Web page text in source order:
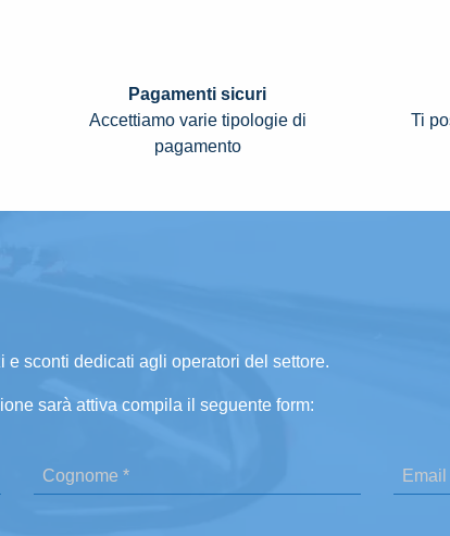
Pagamenti sicuri
Accettiamo varie tipologie di
pagamento
Ti
e sconti dedicati agli operatori del settore.
sarà attiva compila il seguente form: